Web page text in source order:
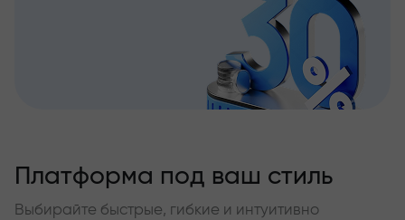
Платформа под ваш стиль
Выбирайте быстрые, гибкие и интуитивно